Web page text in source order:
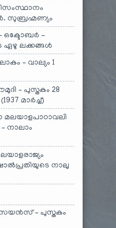
സുബ്രഹ്മണ്യം
ഒക്ടോബർ –
ഏഴു ലക്കങ്ങൾ
– വാല്യം 1
– പുസ്തകം 28
(1937 മാർച്ച്)
മലയാളപാഠാവലി
നാലാം
നാലു
സയൻസ് – പുസ്തകം